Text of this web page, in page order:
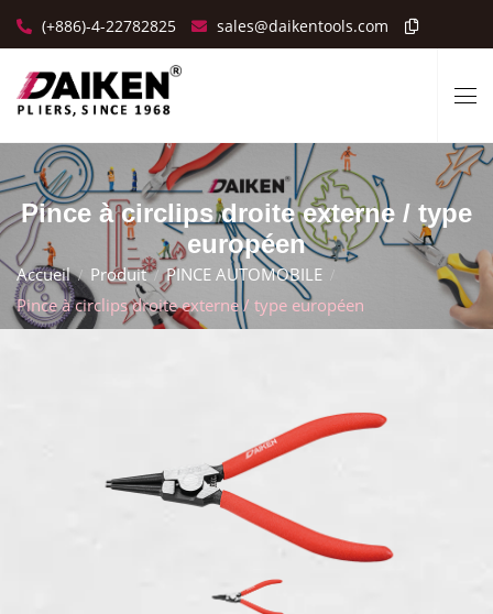
(+886)-4-22782825 sales@daikentools.com
Pince à circlips droite externe / type
européen
Accueil Produit
PINCE AUTOMOBILE
Pince à circlips droite externe / type européen